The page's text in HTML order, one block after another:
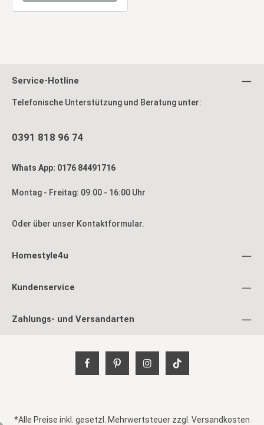
Service-Hotline
Telefonische Unterstützung und Beratung unter:
0391 818 96 74
Whats App: 0176 84491716
Montag - Freitag: 09:00 - 16:00 Uhr
Oder über unser Kontaktformular.
Homestyle4u
Kundenservice
Zahlungs- und Versandarten
*Alle Preise inkl. gesetzl. Mehrwertsteuer zzgl. Versandkosten